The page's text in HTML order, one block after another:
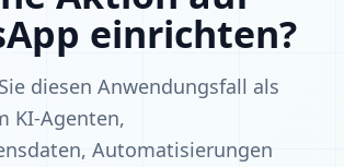
einrichten?
diesen Anwendungsfall als
KI-Agenten,
Automatisierungen